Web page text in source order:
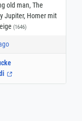
old man, The
Jupiter, Homer mit
(1646)